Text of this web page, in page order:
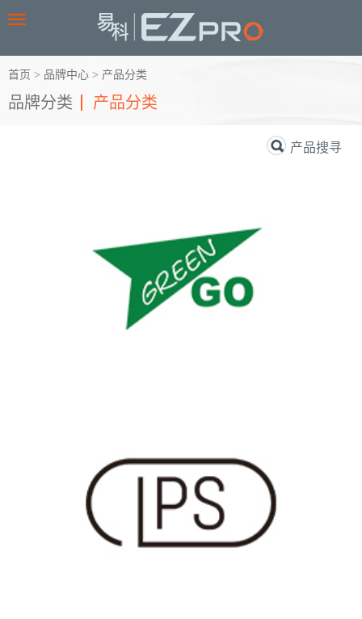
Toggle
首页 > 品牌中心 > 产品分类
品牌分类 产品分类
产品搜寻